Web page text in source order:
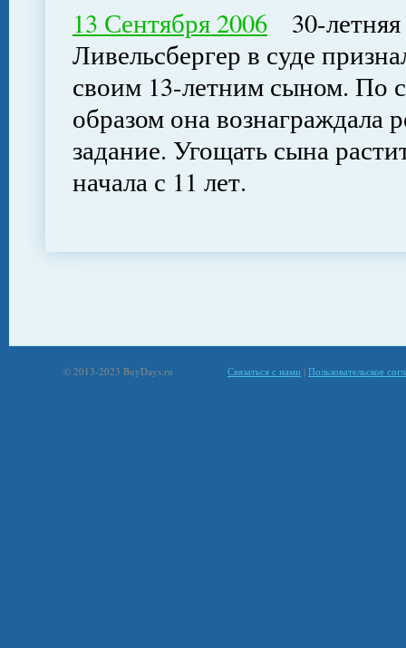
13 Сентября 2006 30-
Ливельсбергер в суде
своим 13-летним сыном. По
образом она вознаграждала
задание. Угощать сына
начала с 11 лет.
© 2013-2023 BuyDays.ru Связаться с нами | Пользовательское